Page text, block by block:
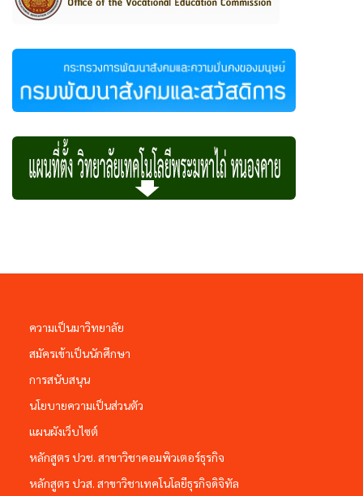
ความเป็นมาวิทยาลัย
สมัครเข้าเป็นนักศึกษา
การสนับสนุน
นโยบายความเป็นส่วนตัว
แผนผังเว็บไซต์
หลักสูตร ปวช. สาขาวิชาคอมพิวเตอร์ธุรกิจ
หลักสูตร ปวส. สาขาวิชาเทคโนโลยีธุรกิจดิจิทัล